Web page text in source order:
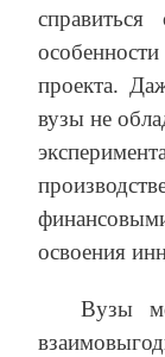
проекта.
вузы не
освоения
Вузы